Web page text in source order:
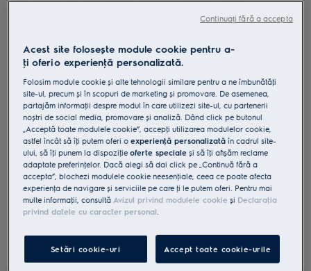
Acest site folosește module cookie pentru a-
ţi oferi o experienţă personalizată.
Folosim module cookie și alte tehnologii similare pentru a ne îmbunătăţi
site-ul, precum și în scopuri de marketing și promovare. De asemenea,
partajăm informaţii despre modul în care utilizezi site-ul, cu partenerii
noștri de social media, promovare și analiză. Dând click pe butonul
„Acceptă toate modulele cookie”, accepţi utilizarea modulelor cookie,
astfel încât să îţi putem oferi oexperienţă personalizată în cadrul site-
ului, să îţi punem la dispoziţieoferte speciale și să îţi afișăm reclame
adaptate preferinţelor. Dacă alegi să dai click pe „Continuă fără a
accepta”, blochezi modulele cookie neesenţiale, ceea ce poate afecta
experienţa de navigare și serviciile pe care ţi le putem oferi. Pentru mai
multe informaţii, consultă Avizul privind modulele cookie și Declaraţia
privind datele cu caracter personal.
Setări cookie-uri Accept toate cookie-urile
Continuați fără a accepta